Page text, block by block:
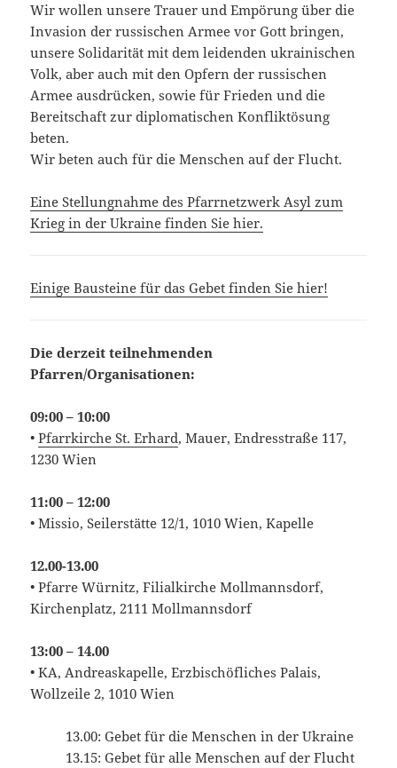
Wir wollen unsere Trauer und Empörung über die
Invasion der russischen Armee vor Gott bringen,
unsere Solidarität mit dem leidenden ukrainischen
Volk, aber auch mit den Opfern der russischen
Armee ausdrücken, sowie für Frieden und die
Bereitschaft zur diplomatischen Konfliktösung
beten.
Wir beten auch für die Menschen auf der Flucht.
Eine Stellungnahme des Pfarrnetzwerk Asyl zum
Krieg in der Ukraine finden Sie hier.
Einige Bausteine für das Gebet finden Sie hier!
Die derzeit teilnehmenden
Pfarren/Organisationen:
09:00 – 10:00
•Pfarrkirche St. Erhard, Mauer, Endresstraße 117,
1230 Wien
11:00 – 12:00
• Missio, Seilerstätte 12/1, 1010 Wien, Kapelle
12.00-13.00
• Pfarre Würnitz, Filialkirche Mollmannsdorf,
Kirchenplatz, 2111 Mollmannsdorf
13:00 – 14.00
• KA, Andreaskapelle, Erzbischöfliches Palais,
Wollzeile 2, 1010 Wien
13.00: Gebet für die Menschen in der Ukraine
13.15: Gebet für alle Menschen auf der Flucht